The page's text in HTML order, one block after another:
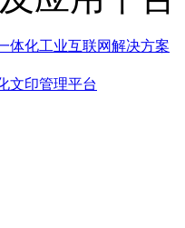
体化工业互联网解决方案
文印管理平台